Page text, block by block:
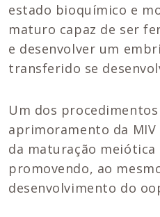
estado bioquímico e
maturo capaz de ser
e desenvolver um
transferido se
Um dos
aprimoramento da
da maturação meiótica
promovendo, ao
desenvolvimento do